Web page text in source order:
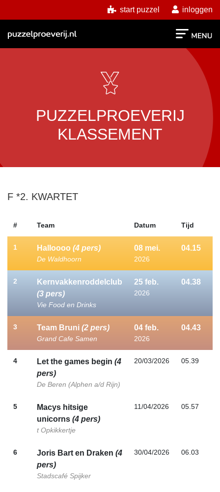
start puzzel inloggen
PUZZELPROEVERIJ
KLASSEMENT
F *2. KWARTET
# Team Datum Tijd
1 Halloooo (4 pers)
De Waldhoorn
08 mei.
2026
04.15
2
Kernvakkenroddelclub
(3 pers)
Vie Food en Drinks
25 feb.
2026
04.38
3 Team Bruni (2 pers)
Grand Cafe Samen
04 feb.
2026
04.43
4 Let the games begin (4
pers)
De Beren (Alphen a/d Rijn)
20/03/2026 05.39
5
Macys hitsige
unicorns (4 pers)
t Opkikkertje
11/04/2026 05.57
6 Joris Bart en Draken (4
pers)
Stadscafé Spijker
30/04/2026 06.03